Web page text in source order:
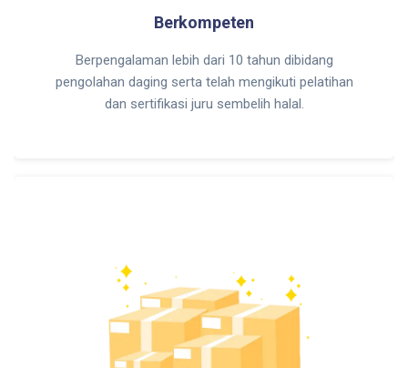
Berkompeten
Berpengalaman lebih dari 10 tahun dibidang
pengolahan daging serta telah mengikuti pelatihan
dan sertifikasi juru sembelih halal.